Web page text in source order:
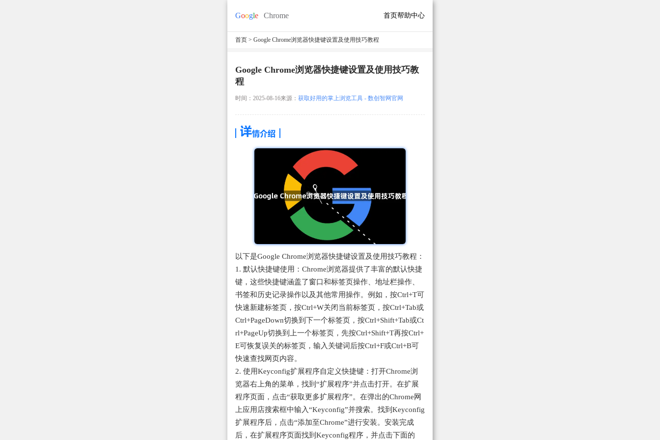
首页帮助中心
首页 > Google Chrome浏览器快捷键设置及使用技巧教程
Google Chrome浏览器快捷键设置及使用技巧教
程
时间：2025-08-16来源： 获取好用的掌上浏览工具 - 数创智网官网
以下是Google Chrome浏览器快捷键设置及使用技巧教程：
1. 默认快捷键使用：Chrome浏览器提供了丰富的默认快捷
键，这些快捷键涵盖了窗口和标签页操作、地址栏操作、
书签和历史记录操作以及其他常用操作。例如，按Ctrl+T可
快速新建标签页，按Ctrl+W关闭当前标签页，按Ctrl+Tab或
Ctrl+PageDown切换到下一个标签页，按Ctrl+Shift+Tab或Ct
rl+PageUp切换到上一个标签页，先按Ctrl+Shift+T再按Ctrl+
E可恢复误关的标签页，输入关键词后按Ctrl+F或Ctrl+B可
快速查找网页内容。
2. 使用Keyconfig扩展程序自定义快捷键：打开Chrome浏
览器右上角的菜单，找到“扩展程序”并点击打开。在扩展
程序页面，点击“获取更多扩展程序”。在弹出的Chrome网
上应用店搜索框中输入“Keyconfig”并搜索。找到Keyconfig
扩展程序后，点击“添加至Chrome”进行安装。安装完成
后，在扩展程序页面找到Keyconfig程序，并点击下面的